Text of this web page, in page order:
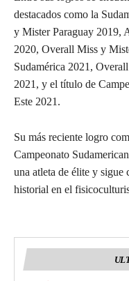
destacados como la
y Mister Paraguay 2019,
2020, Overall Miss y
Sudamérica 2021,
2021, y el título de
Este 2021.
Su más reciente logro
Campeonato
una atleta de élite y sigue
historial en el